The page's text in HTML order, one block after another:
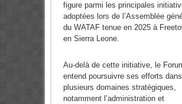
figure parmi les principales
adoptées lors de l’Assemblée
du WATAF tenue en 2025 à
en Sierra Leone.
Au-delà de cette initiative, le
entend poursuivre ses efforts dans
plusieurs domaines stratégiques,
notamment l’administration et